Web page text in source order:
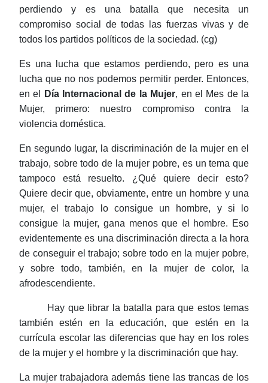
perdiendo y es una batalla que necesita un
compromiso social de todas las fuerzas vivas y de
todos los partidos políticos de la sociedad. (cg)
Es una lucha que estamos perdiendo, pero es una
lucha que no nos podemos permitir perder. Entonces,
en el
Día Internacional de la Mujer, en el Mes de la
Mujer, primero: nuestro compromiso contra la
violencia doméstica.
En segundo lugar, la discriminación de la mujer en el
trabajo, sobre todo de la mujer pobre, es un tema que
tampoco está resuelto. ¿Qué quiere decir esto?
Quiere decir que, obviamente, entre un hombre y una
mujer, el trabajo lo consigue un hombre, y si lo
consigue la mujer, gana menos que el hombre. Eso
evidentemente es una discriminación directa a la hora
de conseguir el trabajo; sobre todo en la mujer pobre,
y sobre todo, también, en la mujer de color, la
afrodescendiente.
Hay que librar la batalla para que estos temas
también estén en la educación, que estén en la
currícula escolar las diferencias que hay en los roles
de la mujer y el hombre y la discriminación que hay.
La mujer trabajadora además tiene las trancas de los